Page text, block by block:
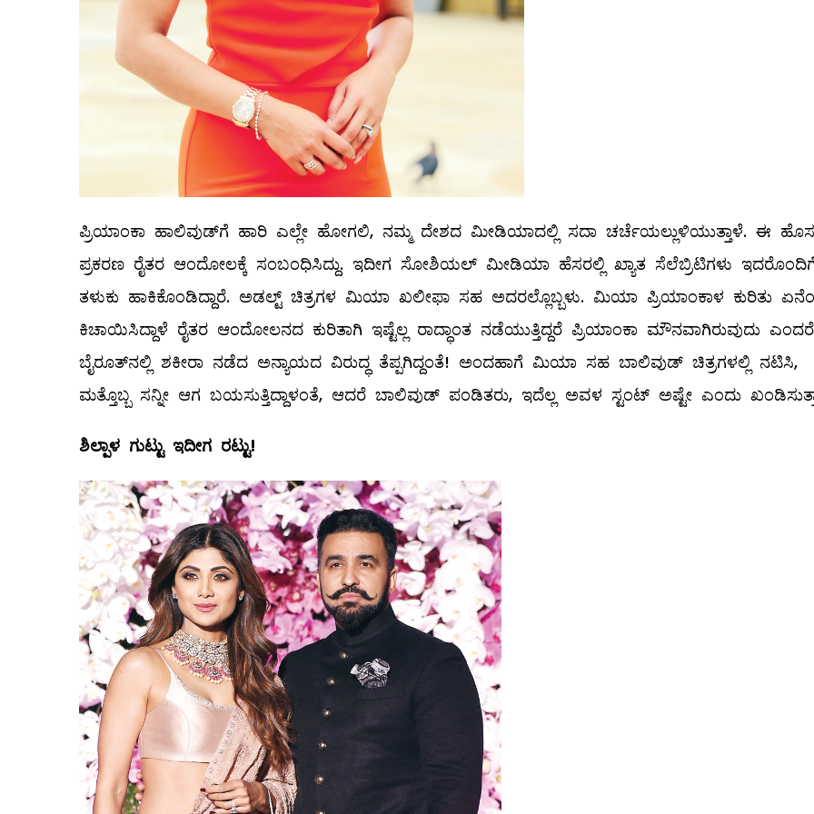
ಪ್ರಿಯಾಂಕಾ ಹಾಲಿವುಡ್‌ಗೆ ಹಾರಿ ಎಲ್ಲೇ ಹೋಗಲಿ, ನಮ್ಮ ದೇಶದ ಮೀಡಿಯಾದಲ್ಲಿ ಸದಾ ಚರ್ಚೆಯಲ್ಲುಳಿಯುತ್ತಾಳೆ. ಈ ಹೊಸ
ಪ್ರಕರಣ ರೈತರ ಆಂದೋಲಕ್ಕೆ ಸಂಬಂಧಿಸಿದ್ದು. ಇದೀಗ ಸೋಶಿಯಲ್ ಮೀಡಿಯಾ ಹೆಸರಲ್ಲಿ ಖ್ಯಾತ ಸೆಲೆಬ್ರಿಟಿಗಳು
ತಳುಕು ಹಾಕಿಕೊಂಡಿದ್ದಾರೆ. ಅಡಲ್ಟ್ ಚಿತ್ರಗಳ ಮಿಯಾ ಖಲೀಫಾ ಸಹ ಅದರಲ್ಲೊಬ್ಬಳು. ಮಿಯಾ ಪ್ರಿಯಾಂಕಾಳ ಕುರಿತು
ಕಿಚಾಯಿಸಿದ್ದಾಳೆ ರೈತರ ಆಂದೋಲನದ ಕುರಿತಾಗಿ ಇಷ್ಟೆಲ್ಲ ರಾದ್ಧಾಂತ ನಡೆಯುತ್ತಿದ್ದರೆ ಪ್ರಿಯಾಂಕಾ ಮೌನವಾಗಿರುವುದು
ಬೈರೂತ್‌ನಲ್ಲಿ ಶಕೀರಾ ನಡೆದ ಅನ್ಯಾಯದ ವಿರುದ್ಧ ತೆಪ್ಪಗಿದ್ದಂತೆ! ಅಂದಹಾಗೆ ಮಿಯಾ ಸಹ ಬಾಲಿವುಡ್‌ ಚಿತ್ರಗಳಲ್ಲಿ ನಟಿಸಿ,
ಮತ್ತೊಬ್ಬ ಸನ್ನೀ ಆಗ ಬಯಸುತ್ತಿದ್ದಾಳಂತೆ, ಆದರೆ ಬಾಲಿವುಡ್‌ ಪಂಡಿತರು, ಇದೆಲ್ಲ ಅವಳ ಸ್ಟಂಟ್‌ ಅಷ್ಟೇ ಎಂದು
ಶಿಲ್ಪಾಳ ಗುಟ್ಟು ಇದೀಗ ರಟ್ಟು!